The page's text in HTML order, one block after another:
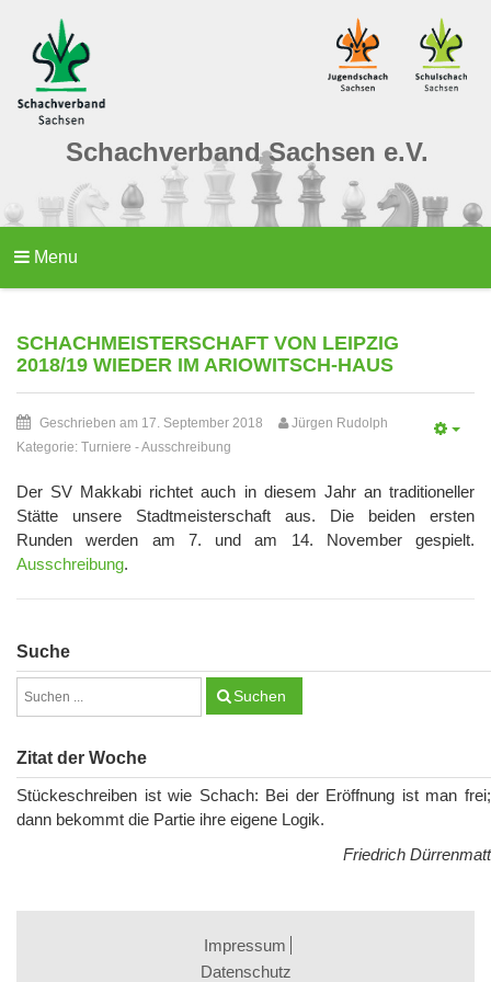
Schachverband Sachsen e.V.
Menu
SCHACHMEISTERSCHAFT VON LEIPZIG
2018/19 WIEDER IM ARIOWITSCH-HAUS
Geschrieben am 17. September 2018
Jürgen Rudolph
Kategorie: Turniere -Ausschreibung
Der SV Makkabi richtet auch in diesem Jahr an traditioneller
Stätte unsere Stadtmeisterschaft aus. Die beiden ersten
Runden werden am 7. und am 14. November gespielt.
Ausschreibung.
Suche
Suchen
Zitat der Woche
Stückeschreiben ist wie Schach: Bei der Eröffnung ist man frei;
dann bekommt die Partie ihre eigene Logik.
Friedrich Dürrenmatt
Impressum
Datenschutz